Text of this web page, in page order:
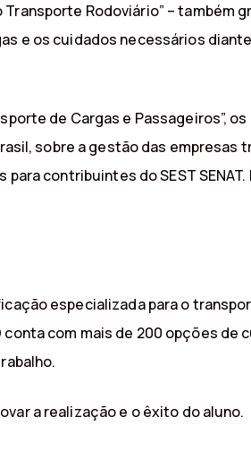
Rodoviário” –
e os cuidados necessários
de Cargas e Passageiros”,
sobre a gestão das
contribuintes do SEST
especializada para o
com mais de 200 opções
a realização e o êxito do aluno.